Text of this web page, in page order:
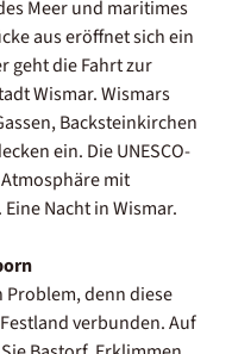
Meer und maritimes
aus eröffnet sich ein
geht die Fahrt zur
Wismar. Wismars
Backsteinkirchen
ein. Die UNESCO-
mit
Nacht in Wismar.
Problem, denn diese
verbunden. Auf